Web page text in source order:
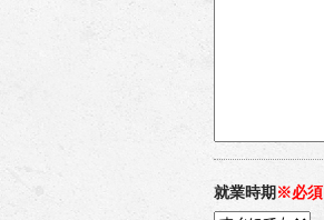
就業時期 ※必須